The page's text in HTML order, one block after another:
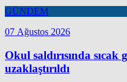
GÜNDEM
07 Ağustos 2026
Okul saldırısında
uzaklaştırıldı